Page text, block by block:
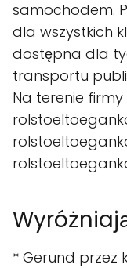
samochodem.
dla wszystkich
dostępna dla
transportu
Na terenie firmy
* Gerund przez